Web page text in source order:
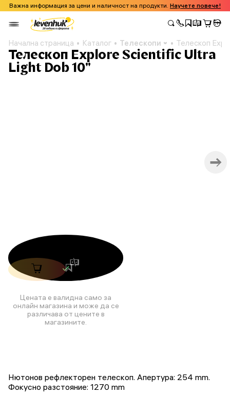
Важна информация за цени и наличност на продукти. Научете повече!
Начална страница Каталог Телескопи Телескоп
Телескоп Explore Scientific Ultra
Light Dob 10"
Цената е валидна само за
онлайн магазина и може да се
различава от цените в
магазините.
Нютонов рефлекторен телескоп. Апертура: 254 mm.
Фокусно разстояние: 1270 mm